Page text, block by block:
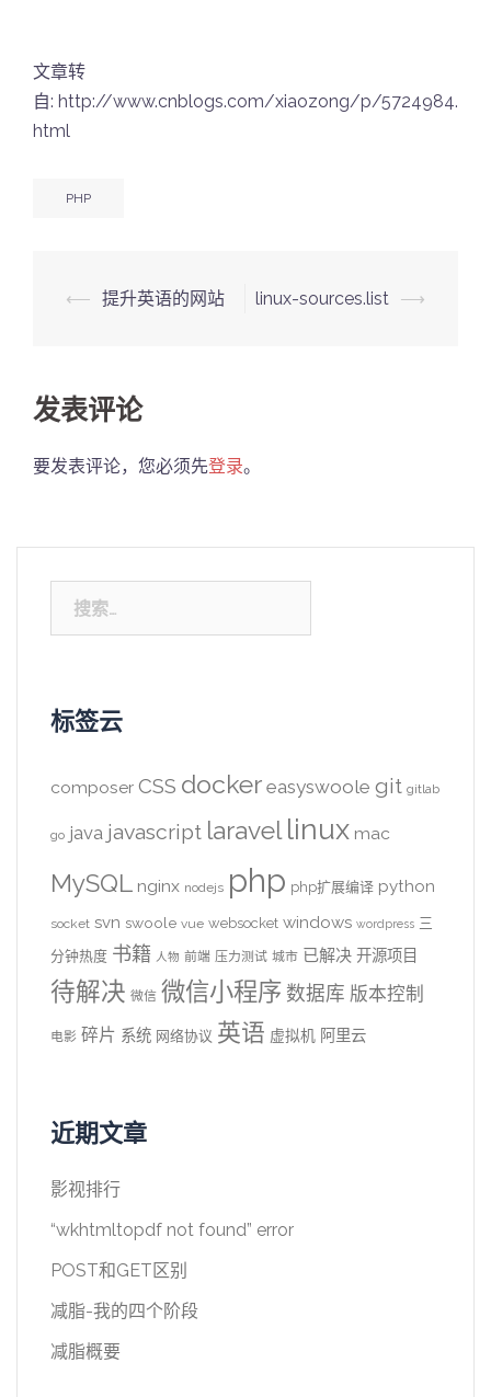
文章转
自: http://www.cnblogs.com/xiaozong/p/5724984.
html
PHP
Post
⟵ 提升英语的网站 linux-sources.list ⟶
发表评论
要发表评论，您必须先登录。
索：
标签云
composer CSS docker easyswoole git gitlab
go java javascript laravel linux mac
MySQL nginx nodejs php php扩展编译 python
socket svn swoole vue websocket windows wordpress 三
分钟热度 书籍 人物 前端 压力测试 城市 已解决 开源项目
待解决 微信 微信小程序 数据库 版本控制
电影 碎片 系统 网络协议 英语 虚拟机 阿里云
近期文章
影视排行
“wkhtmltopdf not found” error
POST和GET区别
减脂-我的四个阶段
减脂概要